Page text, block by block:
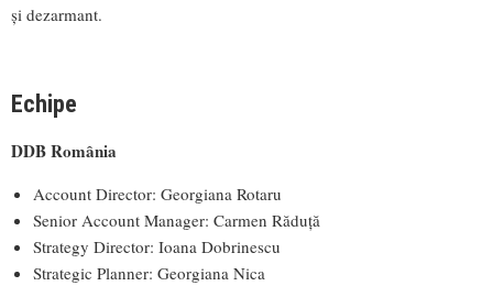
și dezarmant.
Echipe
DDB România
Account Director: Georgiana Rotaru
Senior Account Manager: Carmen Răduță
Strategy Director: Ioana Dobrinescu
Strategic Planner: Georgiana Nica